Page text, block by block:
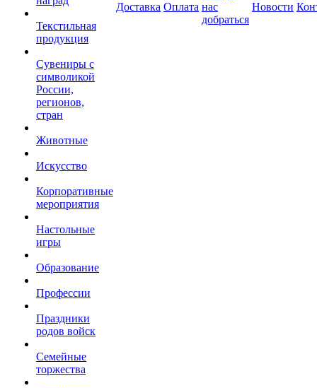
Текстильная
продукция
Сувениры с
символикой
России,
регионов,
стран
Животные
Искусство
Корпоративные
мероприятия
Настольные
игры
Образование
Профессии
Праздники
родов войск
Семейные
торжества
Доставка Оплата нас
добраться
Новости